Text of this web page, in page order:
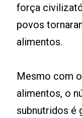
força
povos
alimentos.
Mesmo com
alimentos, o
subnutridos é